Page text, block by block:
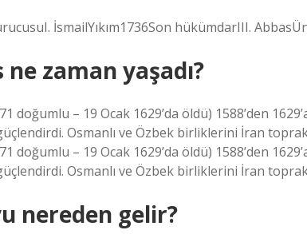
İsmailYıkım1736Son hükümdarIII.
ne zaman yaşadı?
doğumlu – 19 Ocak 1629’da öldü) 1588’den
Osmanlı ve Özbek birliklerini İran
doğumlu – 19 Ocak 1629’da öldü) 1588’den
Osmanlı ve Özbek birliklerini İran
nereden gelir?